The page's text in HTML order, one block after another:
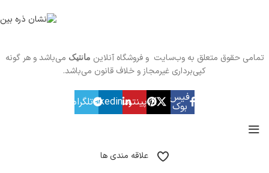
تمامی حقوق متعلق به وب‌سایت و فروشگاه‌ آنلاین مانتیک می‌باشد و هر گونه
کپی‌برداری غیرمجاز و خلاف قانون می‌باشد.
فیس
بوک X پینترستlinkedinتلگرام
علاقه مندی ها